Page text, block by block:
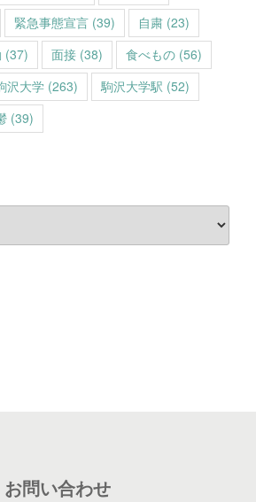
緊急事態宣言 (39) 自粛 (23)
(37) 面接 (38) 食べもの (56)
沢大学 (263) 駒沢大学駅 (52)
(39)
お問い合わせ